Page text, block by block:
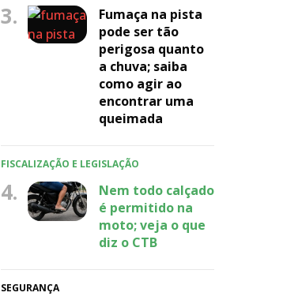
3.
Fumaça na pista
pode ser tão
perigosa quanto
a chuva; saiba
como agir ao
encontrar uma
queimada
FISCALIZAÇÃO E LEGISLAÇÃO
4.
Nem todo calçado
é permitido na
moto; veja o que
diz o CTB
SEGURANÇA